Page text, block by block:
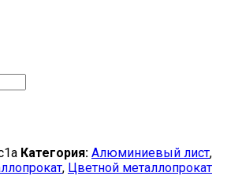
Категория: Алюминиевый лист,
, Цветной металлопрокат